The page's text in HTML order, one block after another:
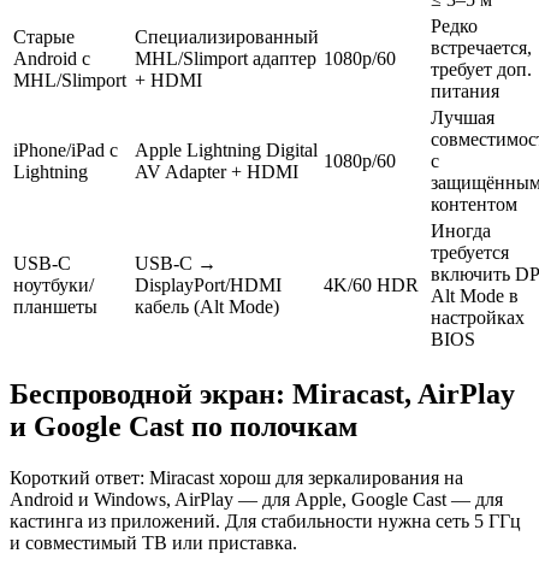
Старые
Android с
MHL/Slimport
Специализированный
MHL/Slimport адаптер
+ HDMI
1080p/60
Редко
встречается,
требует доп.
питания
iPhone/iPad с
Lightning
Apple Lightning Digital
AV Adapter + HDMI
1080p/60
Лучшая
с
контентом
USB‑C
ноутбуки/
планшеты
USB‑C →
DisplayPort/HDMI
кабель (Alt Mode)
4K/60 HDR
Иногда
требуется
включить DP
Alt Mode в
настройках
BIOS
Беспроводной экран: Miracast, AirPlay
и Google Cast по полочкам
Короткий ответ: Miracast хорош для зеркалирования на
Android и Windows, AirPlay — для Apple, Google Cast — для
кастинга из приложений. Для стабильности нужна сеть 5 ГГц
и совместимый ТВ или приставка.